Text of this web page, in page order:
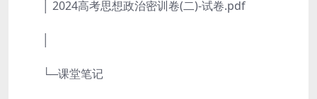
│ 2024高考思想政治密训卷(二)-试卷.pdf
└─课堂笔记